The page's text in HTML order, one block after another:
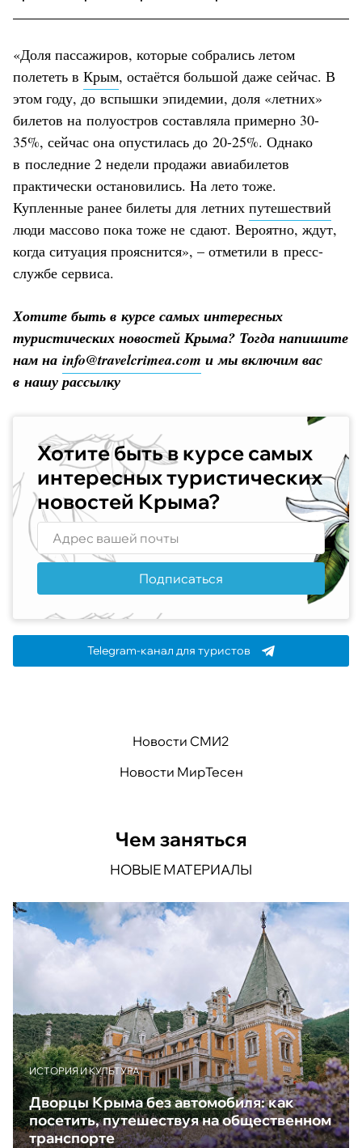
«Доля пассажиров, которые собрались летом
полететь в Крым, остаётся большой даже сейчас. В
этом году, до вспышки эпидемии, доля «летних»
билетов на полуостров составляла примерно 30-
35%, сейчас она опустилась до 20-25%. Однако
в последние 2 недели продажи авиабилетов
практически остановились. На лето тоже.
Купленные ранее билеты для летних путешествий
люди массово пока тоже не сдают. Вероятно, ждут,
когда ситуация прояснится», – отметили в пресс-
службе сервиса.
Хотите быть в курсе самых интересных
туристических новостей Крыма? Тогда напишите
нам на info@travelcrimea.com и мы включим вас
в нашу рассылку
Хотите быть в курсе самых
интересных туристических
новостей Крыма?
Подписаться
Telegram-канал для туристов
Новости СМИ2
Новости МирТесен
Чем заняться
НОВЫЕ МАТЕРИАЛЫ
ИСТОРИЯ И КУЛЬТУРА
Дворцы Крыма без автомобиля: как
посетить, путешествуя на общественном
транспорте